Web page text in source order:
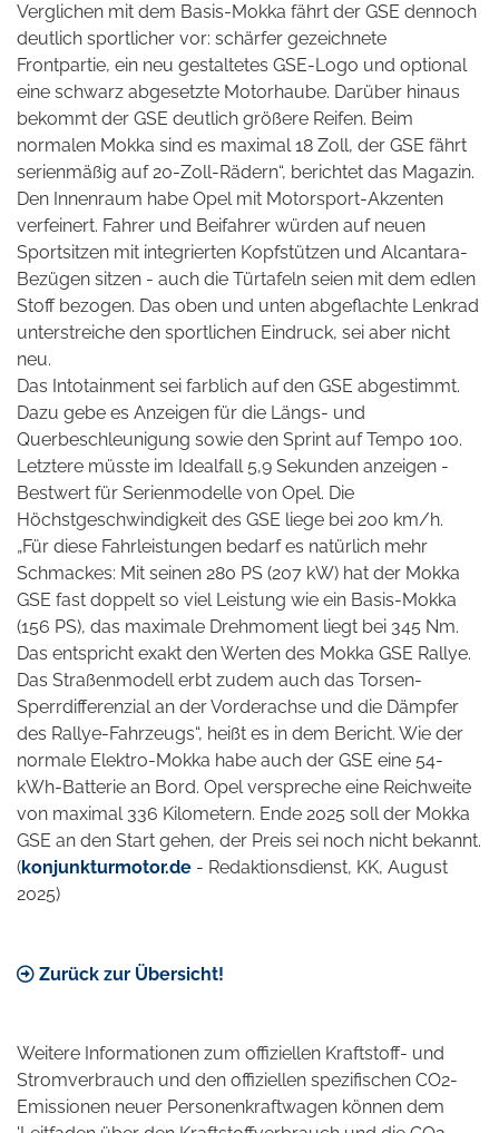
Verglichen mit dem Basis-Mokka fährt der GSE dennoch
deutlich sportlicher vor: schärfer gezeichnete
Frontpartie, ein neu gestaltetes GSE-Logo und optional
eine schwarz abgesetzte Motorhaube. Darüber hinaus
bekommt der GSE deutlich größere Reifen. Beim
normalen Mokka sind es maximal 18 Zoll, der GSE fährt
serienmäßig auf 20-Zoll-Rädern“, berichtet das Magazin.
Den Innenraum habe Opel mit Motorsport-Akzenten
verfeinert. Fahrer und Beifahrer würden auf neuen
Sportsitzen mit integrierten Kopfstützen und Alcantara-
Bezügen sitzen - auch die Türtafeln seien mit dem edlen
Stoff bezogen. Das oben und unten abgeflachte Lenkrad
unterstreiche den sportlichen Eindruck, sei aber nicht
neu.
Das Intotainment sei farblich auf den GSE abgestimmt.
Dazu gebe es Anzeigen für die Längs- und
Querbeschleunigung sowie den Sprint auf Tempo 100.
Letztere müsste im Idealfall 5,9 Sekunden anzeigen -
Bestwert für Serienmodelle von Opel. Die
Höchstgeschwindigkeit des GSE liege bei 200 km/h.
„Für diese Fahrleistungen bedarf es natürlich mehr
Schmackes: Mit seinen 280 PS (207 kW) hat der Mokka
GSE fast doppelt so viel Leistung wie ein Basis-Mokka
(156 PS), das maximale Drehmoment liegt bei 345 Nm.
Das entspricht exakt den Werten des Mokka GSE Rallye.
Das Straßenmodell erbt zudem auch das Torsen-
Sperrdifferenzial an der Vorderachse und die Dämpfer
des Rallye-Fahrzeugs“, heißt es in dem Bericht. Wie der
normale Elektro-Mokka habe auch der GSE eine 54-
kWh-Batterie an Bord. Opel verspreche eine Reichweite
von maximal 336 Kilometern. Ende 2025 soll der Mokka
GSE an den Start gehen, der Preis sei noch nicht bekannt.
(konjunkturmotor.de - Redaktionsdienst, KK, August
2025)
Zurück zur Übersicht!
Weitere Informationen zum offiziellen Kraftstoff- und
Stromverbrauch und den offiziellen spezifischen CO2-
Emissionen neuer Personenkraftwagen können dem